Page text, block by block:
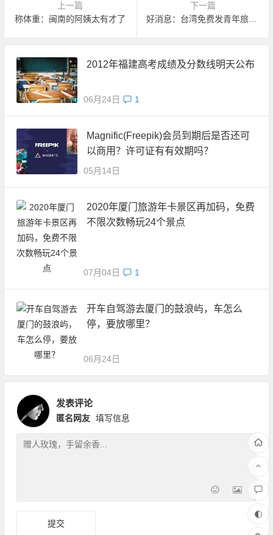
上一篇
称体重：闽南的阿姨太有才了
下一篇
好消息：台湾免费发青年旅行卡了
2012年福建高考成绩及分数线明天公布
06月24日 1
Magnific(Freepik)会员到期后是否还可
以商用？许可证有有效期吗？
05月14日
2020年厦门旅游年卡景区再加码，免费
不限次数畅玩24个景点
07月04日 1
开车自驾游去厦门的鼓浪屿，车怎么
停，要放哪里？
06月24日
发表评论
匿名网友 填写信息